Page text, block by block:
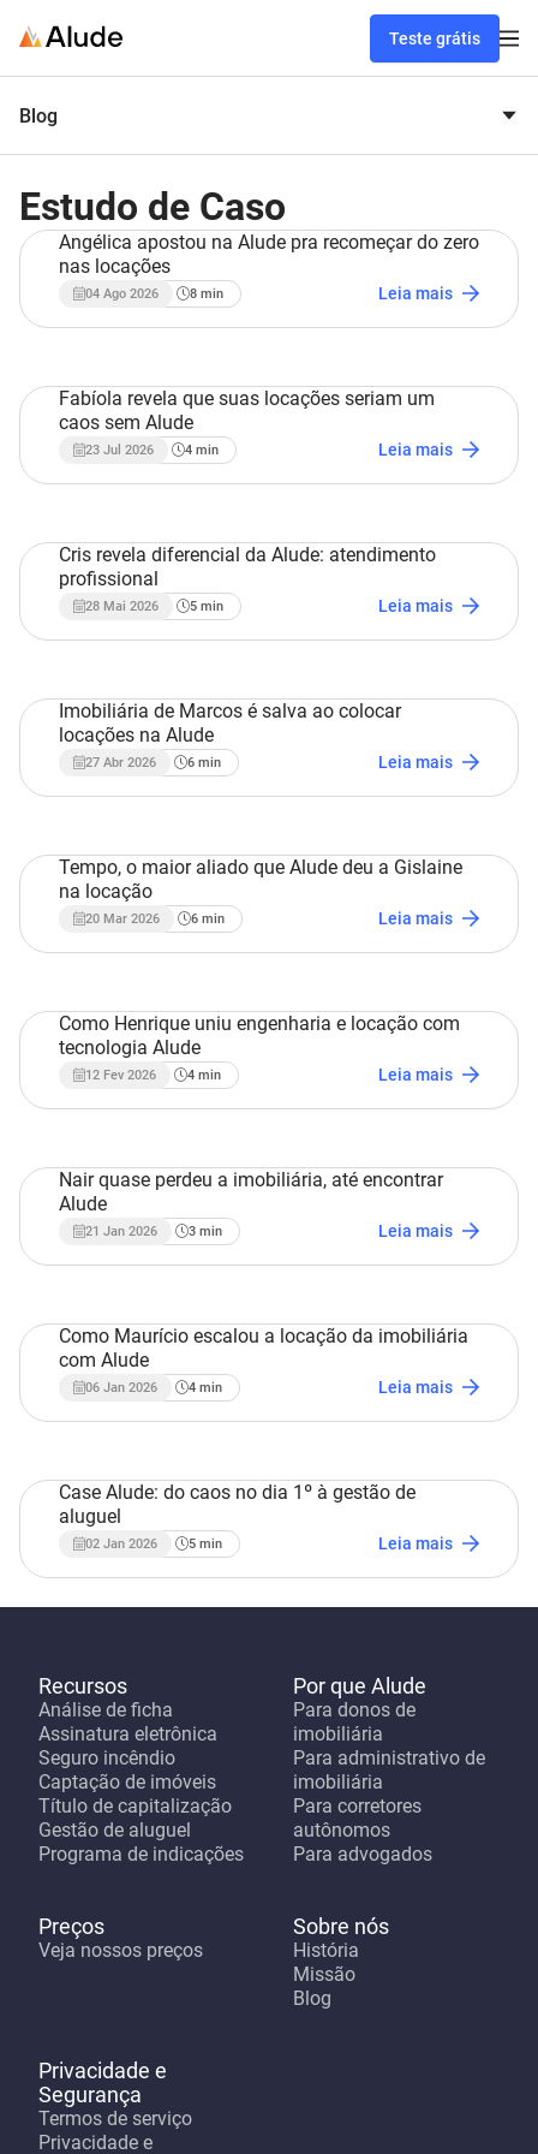
Teste grátis
Blog
Estudo de Caso
Angélica apostou na Alude pra recomeçar do zero
nas locações
04 Ago 2026 8min Leia mais
Fabíola revela que suas locações seriam um
caos sem Alude
23 Jul 2026 4min Leia mais
Cris revela diferencial da Alude: atendimento
profissional
28 Mai 2026 5min Leia mais
Imobiliária de Marcos é salva ao colocar
locações na Alude
27 Abr 2026 6min Leia mais
Tempo, o maior aliado que Alude deu a Gislaine
na locação
20 Mar 2026 6min Leia mais
Como Henrique uniu engenharia e locação com
tecnologia Alude
12 Fev 2026 4min Leia mais
Nair quase perdeu a imobiliária, até encontrar
Alude
21 Jan 2026 3min Leia mais
Como Maurício escalou a locação da imobiliária
com Alude
06 Jan 2026 4min Leia mais
Case Alude: do caos no dia 1º à gestão de
aluguel
02 Jan 2026 5min Leia mais
Recursos
Análise de ficha
Assinatura eletrônica
Seguro incêndio
Captação de imóveis
Título de capitalização
Gestão de aluguel
Programa de indicações
Por que Alude
Para donos de
imobiliária
Para administrativo de
imobiliária
Para corretores
autônomos
Para advogados
Preços
Veja nossos preços
Sobre nós
História
Missão
Blog
Privacidade e
Segurança
Termos de serviço
Privacidade e